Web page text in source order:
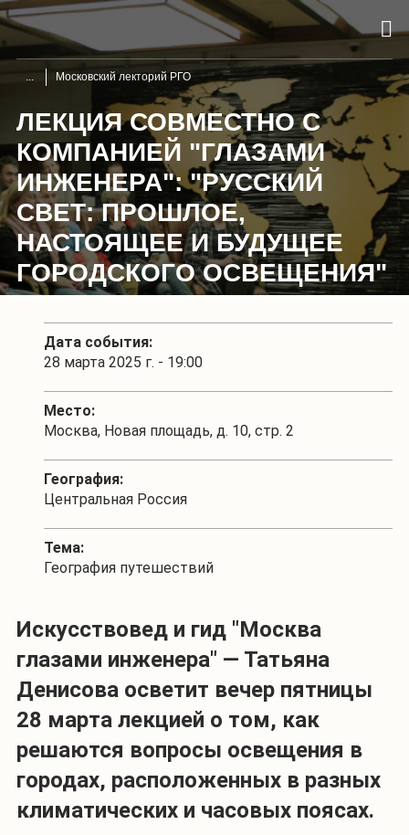
Московский лекторий РГО
ЛЕКЦИЯ СОВМЕСТНО С
КОМПАНИЕЙ "ГЛАЗАМИ
ИНЖЕНЕРА": "РУССКИЙ
СВЕТ: ПРОШЛОЕ,
НАСТОЯЩЕЕ И БУДУЩЕЕ
ГОРОДСКОГО ОСВЕЩЕНИЯ"
Дата события:
28 марта 2025 г. - 19:00
Место:
Москва, Новая площадь, д. 10, стр. 2
География:
Центральная Россия
Тема:
География путешествий
Искусствовед и гид "Москва
глазами инженера" — Татьяна
Денисова осветит вечер пятницы
28 марта лекцией о том, как
решаются вопросы освещения в
городах, расположенных в разных
климатических и часовых поясах.